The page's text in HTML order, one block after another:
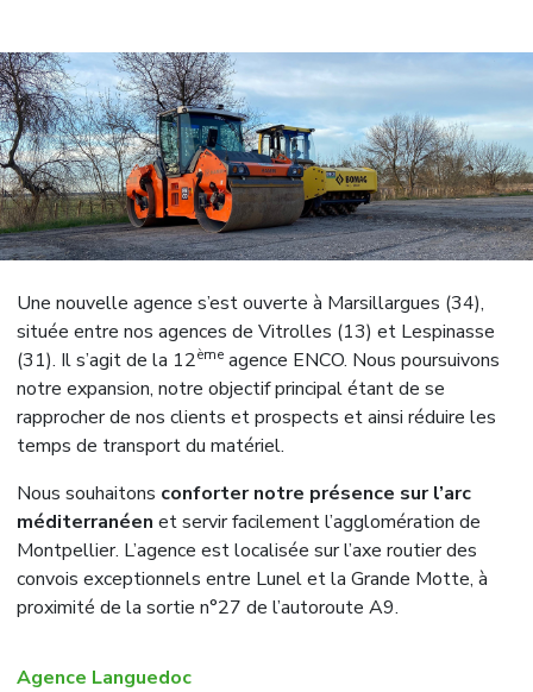
Une nouvelle agence s’est ouverte à Marsillargues (34),
située entre nos agences de Vitrolles (13) et Lespinasse
(31). Il s’agit de la 12ème agence ENCO. Nous poursuivons
notre expansion, notre objectif principal étant de se
rapprocher de nos clients et prospects et ainsi réduire les
temps de transport du matériel.
Nous souhaitons conforter notre présence sur l’arc
méditerranéen et servir facilement l’agglomération de
Montpellier. L’agence est localisée sur l’axe routier des
convois exceptionnels entre Lunel et la Grande Motte, à
proximité de la sortie n°27 de l’autoroute A9.
Agence Languedoc